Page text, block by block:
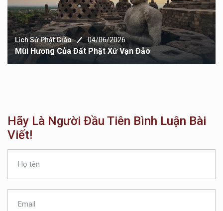
Lịch Sử Phật Giáo 04/06/2026
Mùi Hương Của Đất Phật Xứ Vạn Đảo
Hãy Là Người Đầu Tiên Bình Luận Bài
Viết!